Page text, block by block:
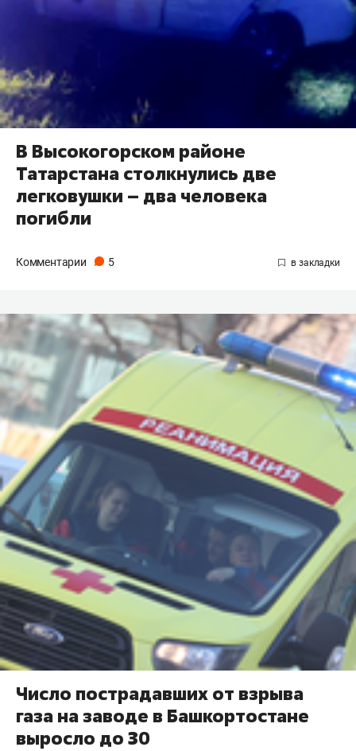
В Высокогорском районе
Татарстана столкнулись две
легковушки – два человека
погибли
Комментарии 5
Число пострадавших от взрыва
газа на заводе в Башкортостане
выросло до 30